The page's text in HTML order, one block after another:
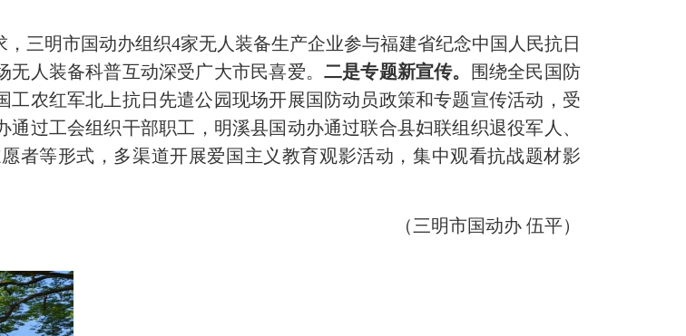
三明市国动办组织4家无人装备生产企业参与福建省纪念中国人民抗日
人装备科普互动深受广大市民喜爱。 二是专题新宣传。
围绕全民国防
农红军北上抗日先遣公园现场开展国防动员政策和专题宣传活动，受
通过工会组织干部职工，明溪县国动办通过联合县妇联组织退役军人、
者等形式，多渠道开展爱国主义教育观影活动，集中观看抗战题材影
（三明市国动办 伍平）